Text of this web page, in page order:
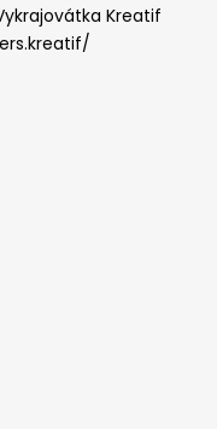
Kreatif